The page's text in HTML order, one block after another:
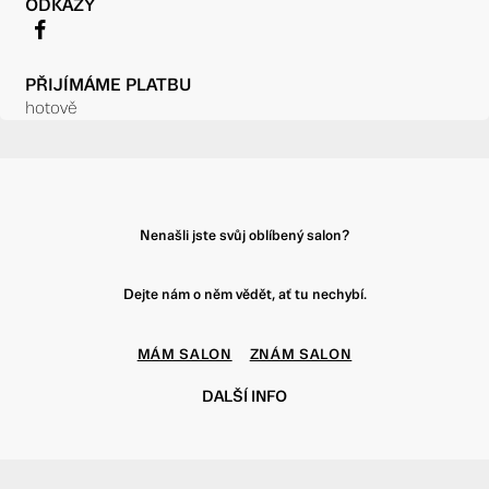
ODKAZY
f
PŘIJÍMÁME PLATBU
hotově
Nenašli jste svůj oblíbený salon?
Dejte nám o něm vědět, ať tu nechybí.
MÁM SALON ZNÁM SALON
DALŠÍ INFO